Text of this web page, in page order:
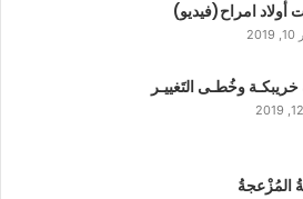
امراح(فيديو)
خريبكـة وخُطـى التَغييـر
المُزْعجةُ